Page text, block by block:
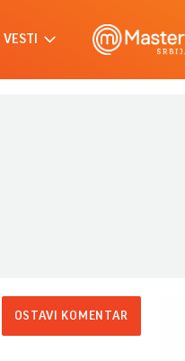
VESTI
OSTAVI KOMENTAR